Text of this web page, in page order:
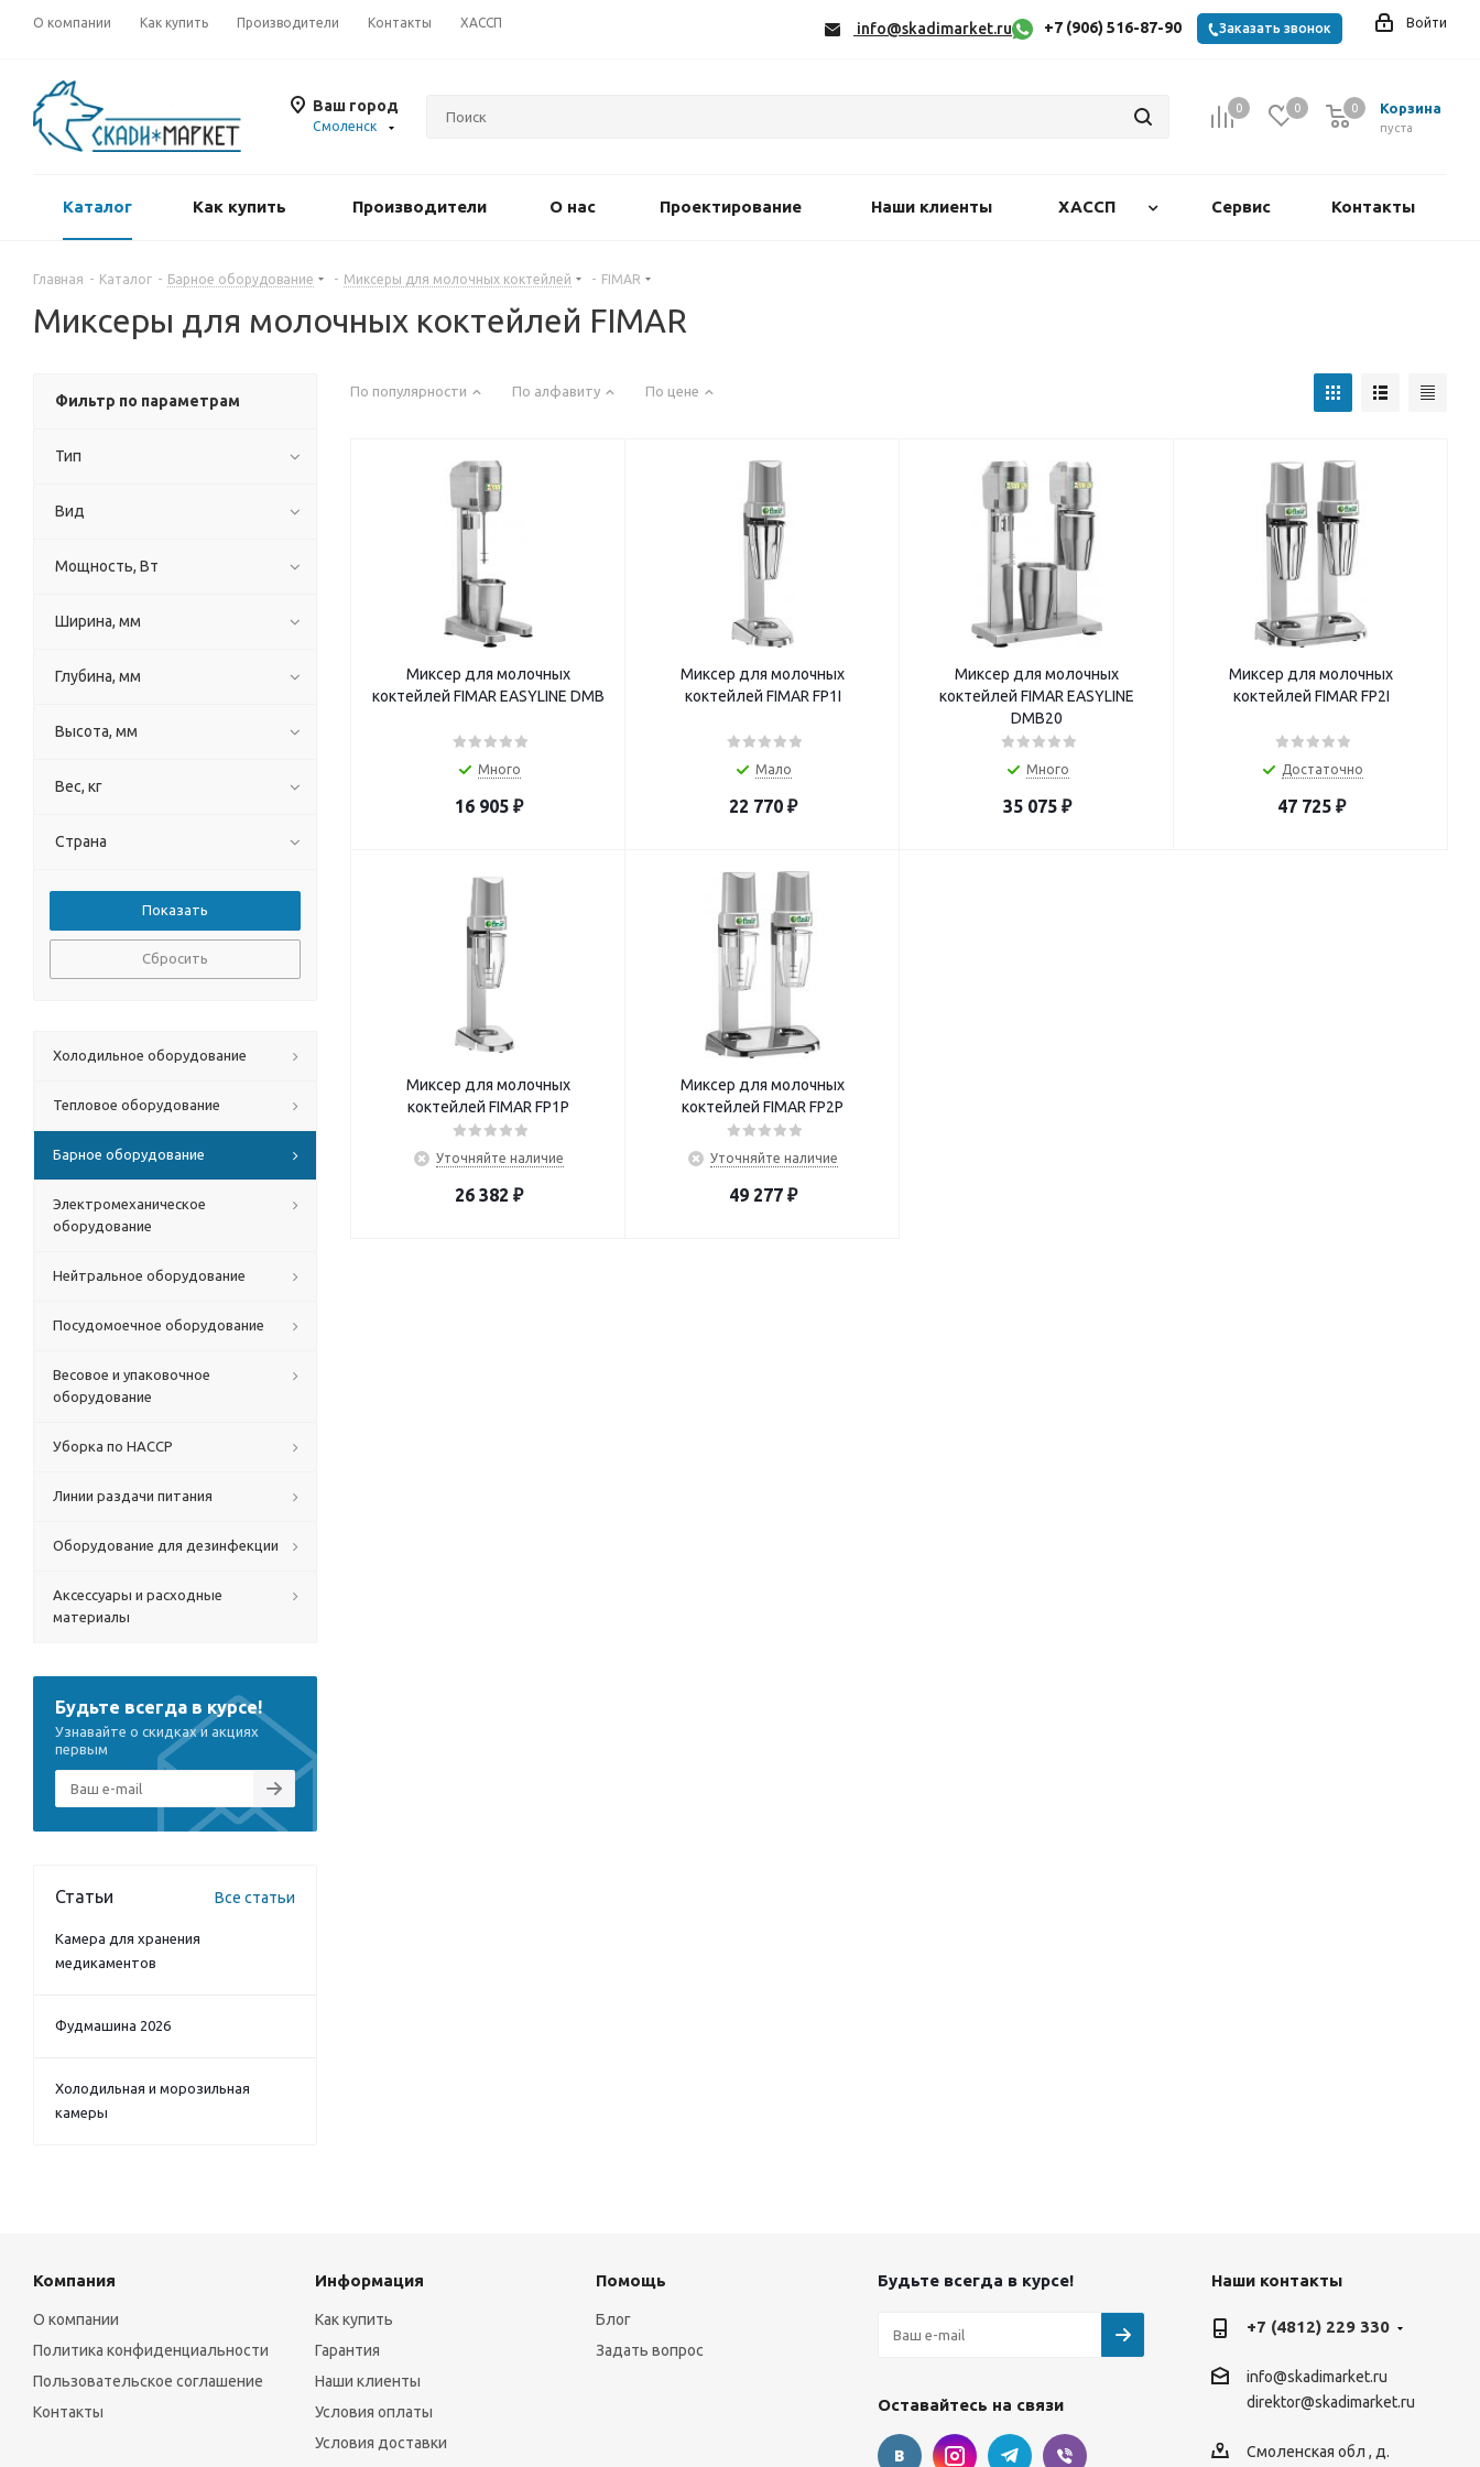
О компании Как купить Производители Контакты ХАССП Войти
info@skadimarket.ru +7 (906) 516-87-90 Заказать звонок
Ваш город
Смоленск
0 0 Корзина
0
пуста
0
Каталог Как купить Производители О нас Проектирование Наши клиенты ХАССП Сервис Контакты
Главная - Каталог - Барное оборудование - Миксеры для молочных коктейлей - FIMAR
Миксеры для молочных коктейлей FIMAR
По популярности По алфавиту По цене
Миксер для молочных
коктейлей FIMAR EASYLINE DMB
Много
16 905₽
Миксер для молочных
коктейлей FIMAR FP1I
Мало
22 770₽
Миксер для молочных
коктейлей FIMAR EASYLINE
DMB20
Много
35 075₽
Миксер для молочных
коктейлей FIMAR FP2I
Достаточно
47 725₽
Миксер для молочных
коктейлей FIMAR FP1P
Уточняйте наличие
26 382 ₽
Миксер для молочных
коктейлей FIMAR FP2P
Уточняйте наличие
49 277₽
Фильтр по параметрам
Тип
Вид
Мощность, Вт
Ширина, мм
Глубина, мм
Высота, мм
Вес, кг
Страна
Сбросить
Холодильное оборудование
Тепловое оборудование
Барное оборудование
Электромеханическое
оборудование
Нейтральное оборудование
Посудомоечное оборудование
Весовое и упаковочное
оборудование
Уборка по HACCP
Линии раздачи питания
Оборудование для дезинфекции
Аксессуары и расходные
материалы
Будьте всегда в курсе!
Узнавайте о скидках и акциях
первым
Статьи Все статьи
Камера для хранения
медикаментов
Фудмашина 2026
Холодильная и морозильная
камеры
Компания
О компании
Политика конфиденциальности
Пользовательское соглашение
Контакты
Информация
Как купить
Гарантия
Наши клиенты
Условия оплаты
Условия доставки
Помощь
Блог
Задать вопрос
Будьте всегда в курсе!
Оставайтесь на связи
Наши контакты
+7 (4812) 229 330
info@skadimarket.ru
direktor@skadimarket.ru
Смоленская обл , д.